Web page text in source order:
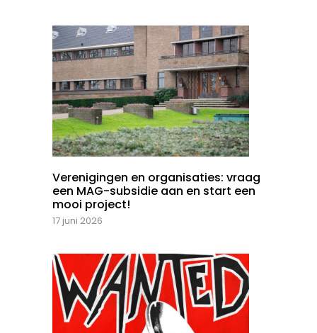
Verenigingen en organisaties: vraag
een MAG-subsidie aan en start een
mooi project!
17 juni 2026